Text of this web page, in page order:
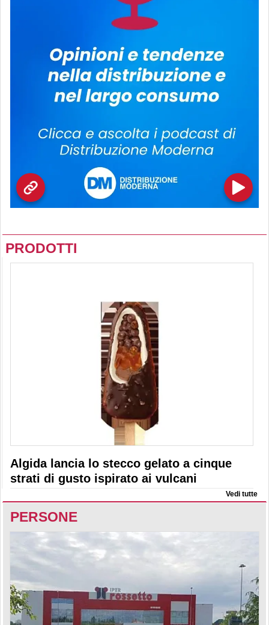
PRODOTTI
Algida lancia lo stecco gelato a cinque
strati di gusto ispirato ai vulcani
Vedi tutte
PERSONE